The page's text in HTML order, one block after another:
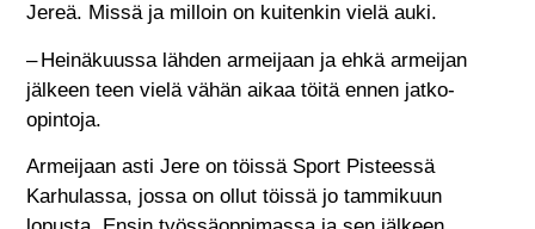
Jereä. Missä ja milloin on kuitenkin vielä auki.
– Heinäkuussa lähden armeijaan ja ehkä armeijan
jälkeen teen vielä vähän aikaa töitä ennen jatko-
opintoja.
Armeijaan asti Jere on töissä Sport Pisteessä
Karhulassa, jossa on ollut töissä jo tammikuun